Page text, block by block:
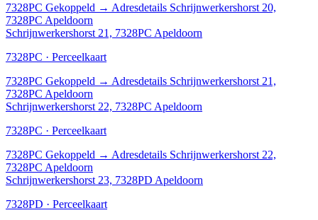
7328PC Gekoppeld → Adresdetails Schrijnwerkershorst 20,
7328PC Apeldoorn
Schrijnwerkershorst 21, 7328PC Apeldoorn
7328PC · Perceelkaart
7328PC Gekoppeld → Adresdetails Schrijnwerkershorst 21,
7328PC Apeldoorn
Schrijnwerkershorst 22, 7328PC Apeldoorn
7328PC · Perceelkaart
7328PC Gekoppeld → Adresdetails Schrijnwerkershorst 22,
7328PC Apeldoorn
Schrijnwerkershorst 23, 7328PD Apeldoorn
7328PD · Perceelkaart